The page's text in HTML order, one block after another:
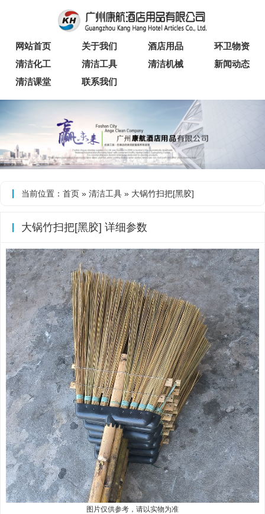
网站首页 关于我们 酒店用品
环卫物资
清洁化工
清洁工具 清洁机械
新闻动态
清洁课堂
联系我们
当前位置： 首页 » 清洁工具 » 大锅竹扫把[黑胶]
大锅竹扫把[黑胶] 详细参数
图片仅供参考，请以实物为准